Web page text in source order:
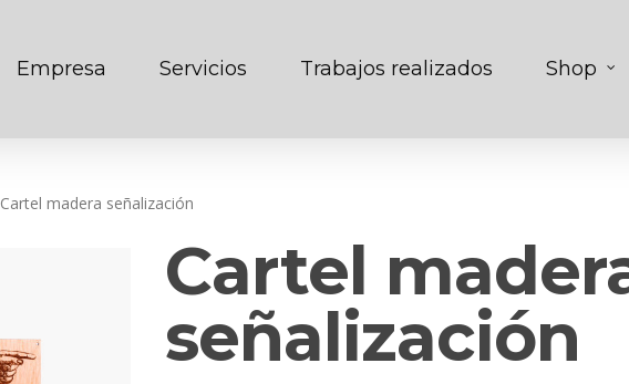
Empresa Servicios Trabajos realizados Shop
Cartel madera señalización
Cartel
señalización